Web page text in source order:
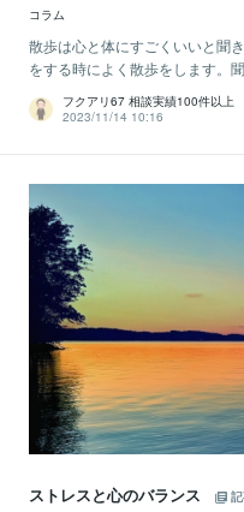
コラム
散歩は心と体にすごくいいと聞
をする時によく散歩をします。
フクアリ67 相談実績100件以上
2023/11/14 10:16
ストレスと心のバランス